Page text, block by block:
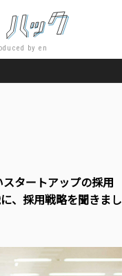
by en
タートアップの採用
、採用戦略を聞きまし